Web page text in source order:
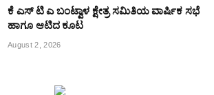
ಕೆ ಎಸ್ ಟಿ ಎ ಬಂಟ್ವಾಳ ಕ್ಷೇತ್ರ ಸಮಿತಿಯ ವಾರ್ಷಿಕ ಸಭೆ
ಹಾಗೂ ಆಟಿದ ಕೂಟ
August 2, 2026